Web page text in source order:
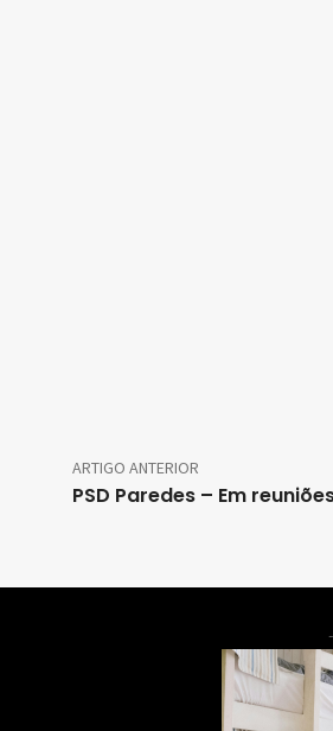
ARTIGO ANTERIOR
PSD Paredes – Em